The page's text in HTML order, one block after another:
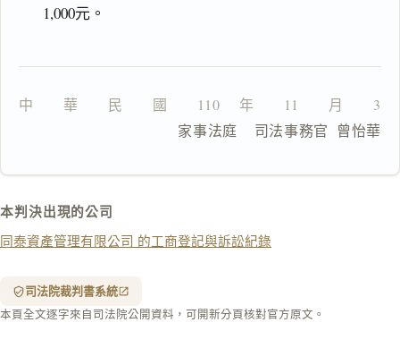
1,000元。
中　　華　　民　　國　　110 　年　　11　　月　　30
                  家事法庭    司法事務官  曾怡華
本判決出現的公司
同泰資產管理有限公司 的工商登記與訴訟紀錄
司法院裁判書系統
本頁全文逐字來自司法院公開資料，可開新分頁核對官方原文。
全